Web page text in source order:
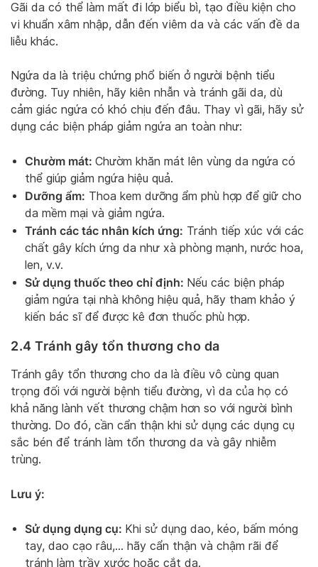
Gãi da có thể làm mất đi lớp biểu bì, tạo điều kiện cho
vi khuẩn xâm nhập, dẫn đến viêm da và các vấn đề da
liễu khác.
Ngứa da là triệu chứng phổ biến ở người bệnh tiểu
đường. Tuy nhiên, hãy kiên nhẫn và tránh gãi da, dù
cảm giác ngứa có khó chịu đến đâu. Thay vì gãi, hãy sử
dụng các biện pháp giảm ngứa an toàn như:
Chườm mát: Chườm khăn mát lên vùng da ngứa có
thể giúp giảm ngứa hiệu quả.
Dưỡng ẩm: Thoa kem dưỡng ẩm phù hợp để giữ cho
da mềm mại và giảm ngứa.
Tránh các tác nhân kích ứng: Tránh tiếp xúc với các
chất gây kích ứng da như xà phòng mạnh, nước hoa,
len, v.v.
Sử dụng thuốc theo chỉ định: Nếu các biện pháp
giảm ngứa tại nhà không hiệu quả, hãy tham khảo ý
kiến bác sĩ để được kê đơn thuốc phù hợp.
2.4 Tránh gây tổn thương cho da
Tránh gây tổn thương cho da là điều vô cùng quan
trọng đối với người bệnh tiểu đường, vì da của họ có
khả năng lành vết thương chậm hơn so với người bình
thường. Do đó, cần cẩn thận khi sử dụng các dụng cụ
sắc bén để tránh làm tổn thương da và gây nhiễm
trùng.
Lưu ý:
Sử dụng dụng cụ: Khi sử dụng dao, kéo, bấm móng
tay, dao cạo râu,… hãy cẩn thận và chậm rãi để
tránh làm trầy xước hoặc cắt da.